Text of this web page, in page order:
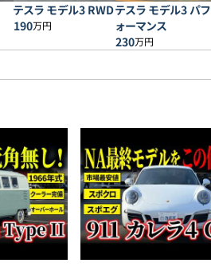
テスラ モデル3 RWD
190万円
テスラ モデル3 パフ
ォーマンス
230万円